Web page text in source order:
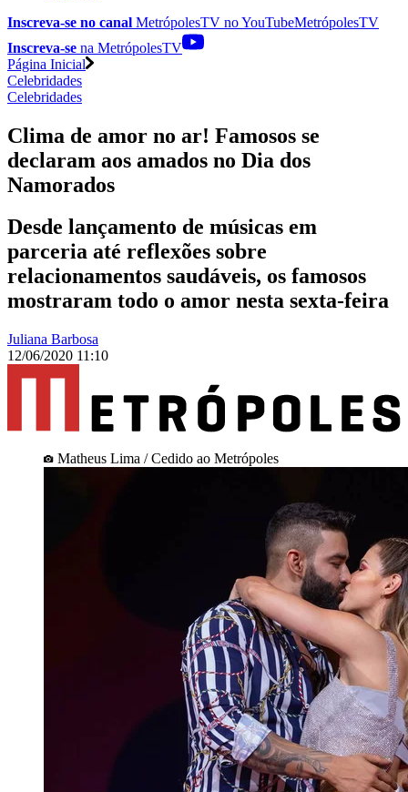
Inscreva-se no canal MetrópolesTV noYouTubeMetrópolesTV
Inscreva-se na MetrópolesTV
Página Inicial
Celebridades
Celebridades
Clima de amor no ar! Famosos se
declaram aos amados no Dia dos
Namorados
Desde lançamento de músicas em
parceria até reflexões sobre
relacionamentos saudáveis, os famosos
mostraram todo o amor nesta sexta-feira
Juliana Barbosa
12/06/2020 11:10
Matheus Lima / Cedido ao Metrópoles